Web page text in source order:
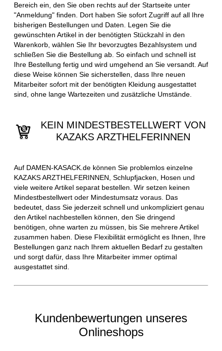
Bereich ein, den Sie oben rechts auf der Startseite unter
"Anmeldung" finden. Dort haben Sie sofort Zugriff auf all Ihre
bisherigen Bestellungen und Daten. Legen Sie die
gewünschten Artikel in der benötigten Stückzahl in den
Warenkorb, wählen Sie Ihr bevorzugtes Bezahlsystem und
schließen Sie die Bestellung ab. So einfach und schnell ist
Ihre Bestellung fertig und wird umgehend an Sie versandt. Auf
diese Weise können Sie sicherstellen, dass Ihre neuen
Mitarbeiter sofort mit der benötigten Kleidung ausgestattet
sind, ohne lange Wartezeiten und zusätzliche Umstände.
KEIN MINDESTBESTELLWERT VON
KAZAKS ARZTHELFERINNEN
Auf DAMEN-KASACK.de können Sie problemlos einzelne
KAZAKS ARZTHELFERINNEN, Schlupfjacken, Hosen und
viele weitere Artikel separat bestellen. Wir setzen keinen
Mindestbestellwert oder Mindestumsatz voraus. Das
bedeutet, dass Sie jederzeit schnell und unkompliziert genau
den Artikel nachbestellen können, den Sie dringend
benötigen, ohne warten zu müssen, bis Sie mehrere Artikel
zusammen haben. Diese Flexibilität ermöglicht es Ihnen, Ihre
Bestellungen ganz nach Ihrem aktuellen Bedarf zu gestalten
und sorgt dafür, dass Ihre Mitarbeiter immer optimal
ausgestattet sind.
Kundenbewertungen unseres
Onlineshops